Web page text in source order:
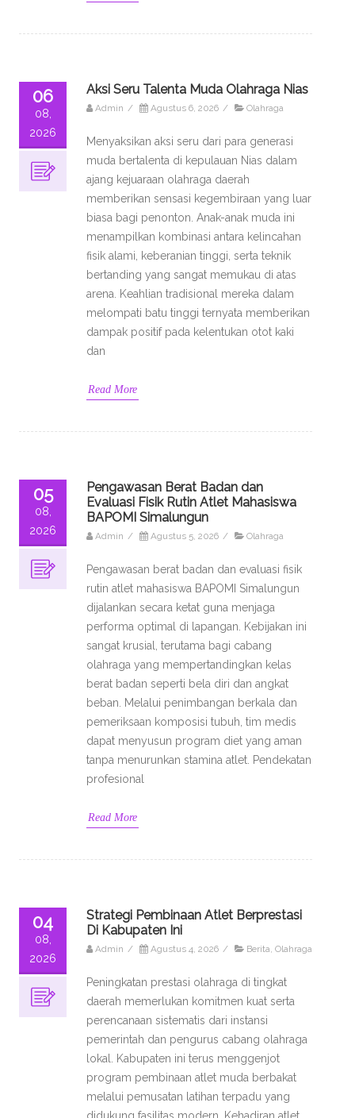
06
08,
2026
Aksi Seru Talenta Muda Olahraga Nias
Admin / Agustus 6, 2026 / Olahraga
Menyaksikan aksi seru dari para generasi
muda bertalenta di kepulauan Nias dalam
ajang kejuaraan olahraga daerah
memberikan sensasi kegembiraan yang luar
biasa bagi penonton. Anak-anak muda ini
menampilkan kombinasi antara kelincahan
fisik alami, keberanian tinggi, serta teknik
bertanding yang sangat memukau di atas
arena. Keahlian tradisional mereka dalam
melompati batu tinggi ternyata memberikan
dampak positif pada kelentukan otot kaki
dan
Read More
05
08,
2026
Pengawasan Berat Badan dan
Evaluasi Fisik Rutin Atlet Mahasiswa
BAPOMI Simalungun
Admin / Agustus 5, 2026 / Olahraga
Pengawasan berat badan dan evaluasi fisik
rutin atlet mahasiswa BAPOMI Simalungun
dijalankan secara ketat guna menjaga
performa optimal di lapangan. Kebijakan ini
sangat krusial, terutama bagi cabang
olahraga yang mempertandingkan kelas
berat badan seperti bela diri dan angkat
beban. Melalui penimbangan berkala dan
pemeriksaan komposisi tubuh, tim medis
dapat menyusun program diet yang aman
tanpa menurunkan stamina atlet. Pendekatan
profesional
Read More
04
08,
2026
Strategi Pembinaan Atlet Berprestasi
Di Kabupaten Ini
Admin / Agustus 4, 2026 / Berita, Olahraga
Peningkatan prestasi olahraga di tingkat
daerah memerlukan komitmen kuat serta
perencanaan sistematis dari instansi
pemerintah dan pengurus cabang olahraga
lokal. Kabupaten ini terus menggenjot
program pembinaan atlet muda berbakat
melalui pemusatan latihan terpadu yang